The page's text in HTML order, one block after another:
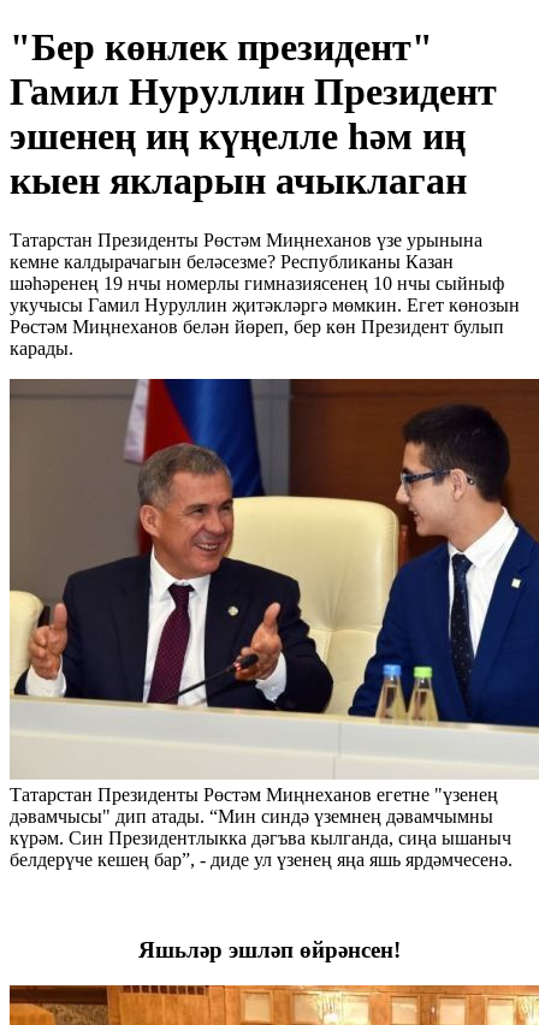
"Бер көнлек президент"
Гамил Нуруллин Президент
эшенең иң күңелле һәм иң
кыен якларын ачыклаган
Татарстан Президенты Рөстәм Миңнеханов үзе урынына
кемне калдырачагын беләсезме? Республиканы Казан
шәһәренең 19 нчы номерлы гимназиясенең 10 нчы сыйныф
укучысы Гамил Нуруллин җитәкләргә мөмкин. Егет көнозын
Рөстәм Миңнеханов белән йөреп, бер көн Президент булып
карады.
Татарстан Президенты Рөстәм Миңнеханов егетне "үзенең
дәвамчысы" дип атады. “Мин синдә үземнең дәвамчымны
күрәм. Син Президентлыкка дәгъва кылганда, сиңа ышаныч
белдерүче кешең бар”, - диде ул үзенең яңа яшь ярдәмчесенә.
Яшьләр эшләп өйрәнсен!